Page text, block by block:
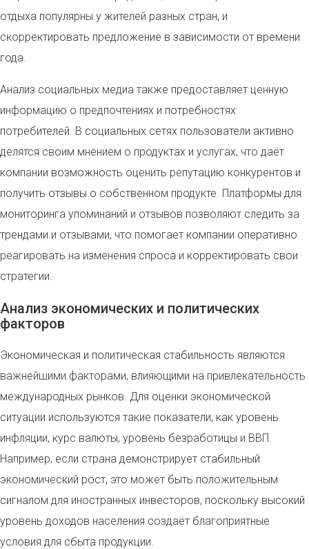
отдыха популярны у жителей разных стран, и
скорректировать предложение в зависимости от времени
года.
Анализ социальных медиа также предоставляет ценную
информацию о предпочтениях и потребностях
потребителей. В социальных сетях пользователи активно
делятся своим мнением о продуктах и услугах, что даёт
компании возможность оценить репутацию конкурентов и
получить отзывы о собственном продукте. Платформы для
мониторинга упоминаний и отзывов позволяют следить за
трендами и отзывами, что помогает компании оперативно
реагировать на изменения спроса и корректировать свои
стратегии.
Анализ экономических и политических
факторов
Экономическая и политическая стабильность являются
важнейшими факторами, влияющими на привлекательность
международных рынков. Для оценки экономической
ситуации используются такие показатели, как уровень
инфляции, курс валюты, уровень безработицы и ВВП.
Например, если страна демонстрирует стабильный
экономический рост, это может быть положительным
сигналом для иностранных инвесторов, поскольку высокий
уровень доходов населения создаёт благоприятные
условия для сбыта продукции.